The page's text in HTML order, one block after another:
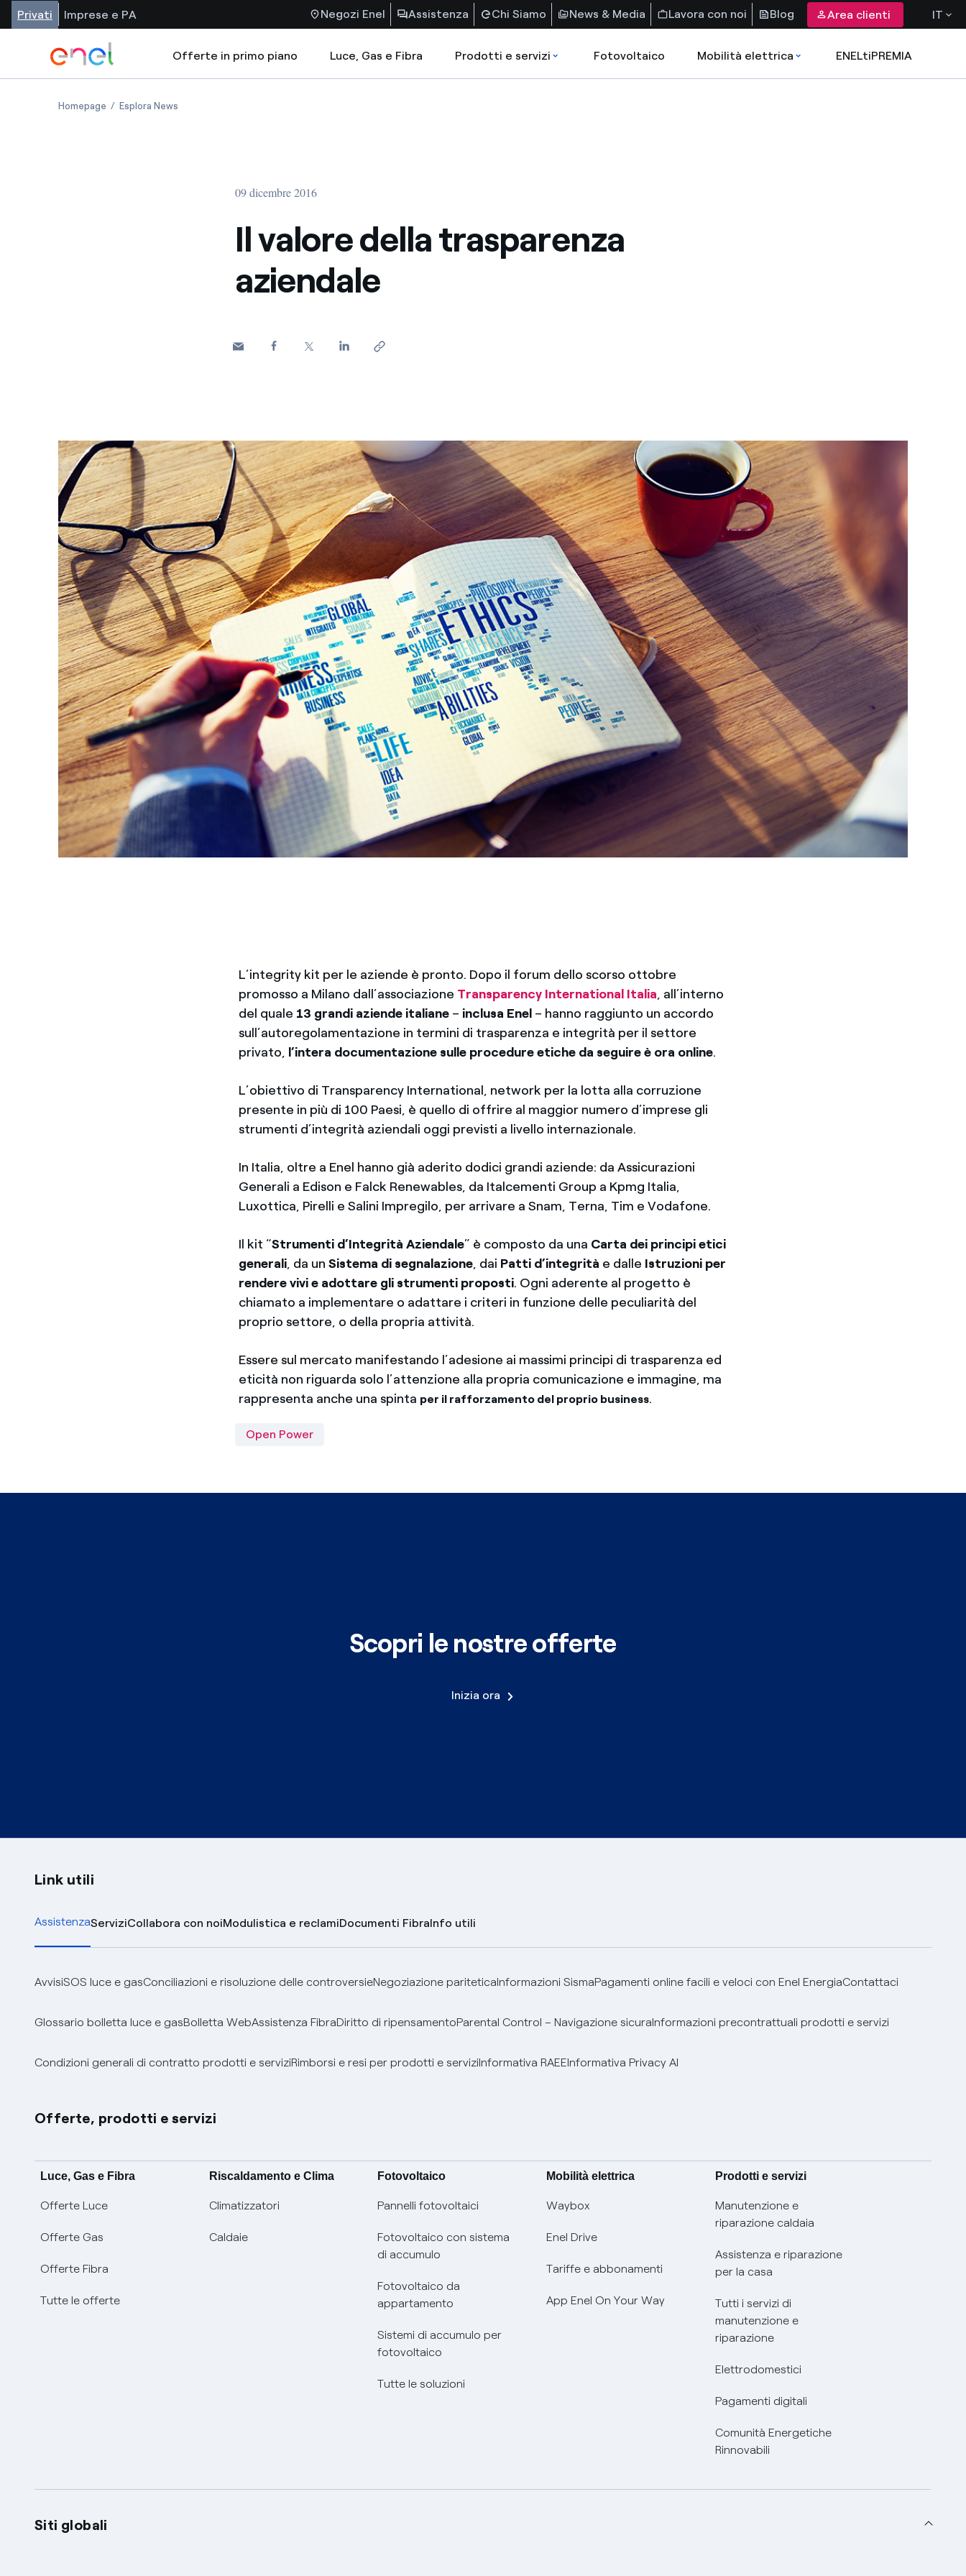
Privati Imprese e PA Negozi Enel Assistenza Chi Siamo News & Media Lavora con noi Blog Area clienti IT
Offerte in primo piano Luce, Gas e Fibra Prodotti e servizi Fotovoltaico Mobilità elettrica ENELtiPREMIA
Homepage Esplora News
09 dicembre 2016
Il valore della trasparenza
aziendale
L’integrity kit per le aziende è pronto. Dopo il forum dello scorso ottobre
promosso a Milano dall’associazione Transparency International Italia, all’interno
del quale 13 grandi aziende italiane – inclusa Enel – hanno raggiunto un accordo
sull’autoregolamentazione in termini di trasparenza e integrità per il settore
privato, l’intera documentazione sulle procedure etiche da seguire è ora online.
L’obiettivo di Transparency International, network per la lotta alla corruzione
presente in più di 100 Paesi, è quello di offrire al maggior numero d’imprese gli
strumenti d’integrità aziendali oggi previsti a livello internazionale.
In Italia, oltre a Enel hanno già aderito dodici grandi aziende: da Assicurazioni
Generali a Edison e Falck Renewables, da Italcementi Group a Kpmg Italia,
Luxottica, Pirelli e Salini Impregilo, per arrivare a Snam, Terna, Tim e Vodafone.
Il kit “Strumenti d’Integrità Aziendale” è composto da una Carta dei principi etici
generali, da unSistema di segnalazione, dai Patti d’integrità e dalle Istruzioni per
rendere vivi e adottare gli strumenti proposti. Ogni aderente al progetto è
chiamato a implementare o adattare i criteri in funzione delle peculiarità del
proprio settore, o della propria attività.
Essere sul mercato manifestando l’adesione ai massimi principi di trasparenza ed
eticità non riguarda solo l’attenzione alla propria comunicazione e immagine, ma
rappresenta anche una spinta per il rafforzamento del proprio business.
Open Power
Scopri le nostre offerte
Inizia ora
Link utili
AssistenzaServiziCollabora con noiModulistica e reclamiDocumenti FibraInfo utili
AvvisiSOS luce e gasConciliazioni e risoluzione delle controversieNegoziazione pariteticaInformazioni SismaPagamenti online facili e veloci con Enel EnergiaContattaci
Glossario bolletta luce e gasBolletta WebAssistenza FibraDiritto di ripensamentoParental Control – Navigazione sicuraInformazioni precontrattuali prodotti e servizi
Condizioni generali di contratto prodotti e serviziRimborsi e resi per prodotti e serviziInformativa RAEEInformativa Privacy AI
Offerte, prodotti e servizi
Luce, Gas e Fibra
Offerte Luce
Offerte Gas
Offerte Fibra
Tutte le offerte
Riscaldamento e Clima
Climatizzatori
Caldaie
Fotovoltaico
Pannelli fotovoltaici
Fotovoltaico con sistema
di accumulo
Fotovoltaico da
appartamento
Sistemi di accumulo per
fotovoltaico
Tutte le soluzioni
Mobilità elettrica
Waybox
Enel Drive
Tariffe e abbonamenti
App Enel On Your Way
Prodotti e servizi
Manutenzione e
riparazione caldaia
Assistenza e riparazione
per la casa
Tutti i servizi di
manutenzione e
riparazione
Elettrodomestici
Pagamenti digitali
Comunità Energetiche
Rinnovabili
Siti globali